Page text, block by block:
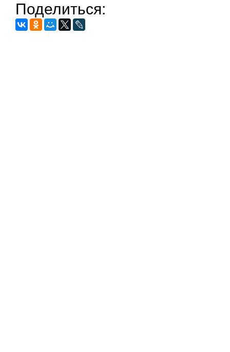
Поделиться: